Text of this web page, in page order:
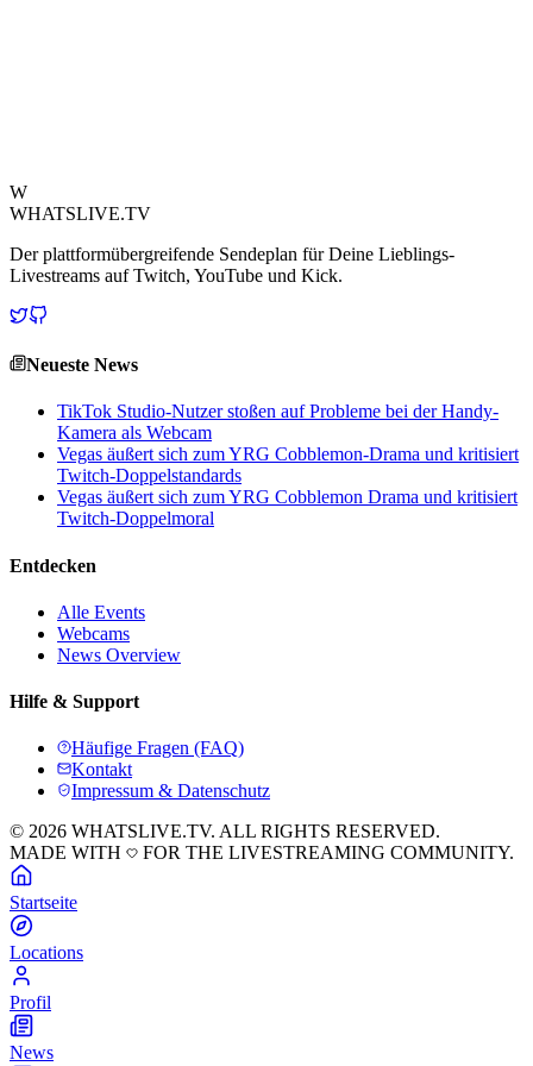
W
WHATSLIVE.TV
Der plattformübergreifende Sendeplan für Deine Lieblings-
Livestreams auf Twitch, YouTube und Kick.
Neueste News
TikTok Studio-Nutzer stoßen auf Probleme bei der Handy-
Kamera als Webcam
Vegas äußert sich zum YRG Cobblemon-Drama und kritisiert
Twitch-Doppelstandards
Vegas äußert sich zum YRG Cobblemon Drama und kritisiert
Twitch-Doppelmoral
Entdecken
Alle Events
Webcams
News Overview
Hilfe & Support
Häufige Fragen (FAQ)
Kontakt
Impressum & Datenschutz
© 2026 WHATSLIVE.TV. ALL RIGHTS RESERVED.
MADE WITH
FOR THE LIVESTREAMING COMMUNITY.
Startseite
Locations
Profil
News